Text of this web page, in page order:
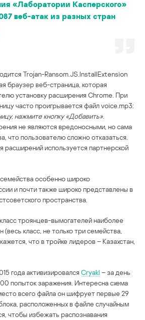
«Лаборатории Касперского»
веб-атак из разных стран
Trojan-Ransom.JS.InstallExtension
браузер веб-страница, которая
установку расширения Chrome. При
часто проигрывается файл voice.mp3:
нажмите кнопку «Добавить»
не являются вредоносными, но сама
что пользователю сложно отказаться.
расширений используется партнерской
особенно широко
и почти также широко представлены в
пространства.
троянцев-вымогателей наиболее
класс, не только три семейства,
что в тройке лидеров – Казахстан,
года активизировался Cryakl – за день
попыток заражения. Интересна схема
всего файла он шифрует первые 29
расположенных в файле случайным
чтобы избежать распознавания